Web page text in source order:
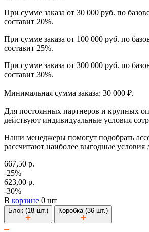
При сумме заказа от 30 000 руб. по
составит 20%.
При сумме заказа от 100 000 руб. по
составит 25%.
При сумме заказа от 300 000 руб. по
составит 30%.
Минимальная сумма заказа: 30 000 ₽.
Для постоянных партнеров и крупных
действуют индивидуальные условия
Наши менеджеры помогут подобрать
рассчитают наиболее выгодные условия
667,50 р.
-25%
623,00 р.
-30%
В корзине 0 шт
Блок (18 шт.) Коробка (36 шт.)